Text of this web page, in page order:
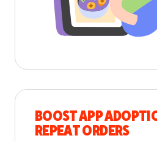
BOOST APP
REPEAT ORDERS